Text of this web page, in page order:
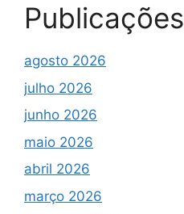
Publicações
agosto 2026
julho 2026
junho 2026
maio 2026
abril 2026
março 2026